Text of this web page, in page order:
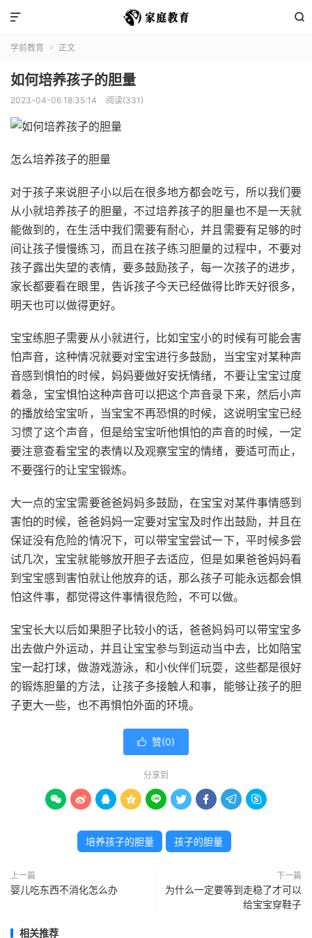


学前教育  正文
如何培养孩子的胆量
2023-04-06 18:35:14 阅读(331)
怎么培养孩子的胆量
对于孩子来说胆子小以后在很多地方都会吃亏，所以我们要
从小就培养孩子的胆量，不过培养孩子的胆量也不是一天就
能做到的，在生活中我们需要有耐心，并且需要有足够的时
间让孩子慢慢练习，而且在孩子练习胆量的过程中，不要对
孩子露出失望的表情，要多鼓励孩子，每一次孩子的进步，
家长都要看在眼里，告诉孩子今天已经做得比昨天好很多，
明天也可以做得更好。
宝宝练胆子需要从小就进行，比如宝宝小的时候有可能会害
怕声音，这种情况就要对宝宝进行多鼓励，当宝宝对某种声
音感到惧怕的时候，妈妈要做好安抚情绪，不要让宝宝过度
着急，宝宝惧怕这种声音可以把这个声音录下来，然后小声
的播放给宝宝听，当宝宝不再恐惧的时候，这说明宝宝已经
习惯了这个声音，但是给宝宝听他惧怕的声音的时候，一定
要注意查看宝宝的表情以及观察宝宝的情绪，要适可而止，
不要强行的让宝宝锻炼。
大一点的宝宝需要爸爸妈妈多鼓励，在宝宝对某件事情感到
害怕的时候，爸爸妈妈一定要对宝宝及时作出鼓励，并且在
保证没有危险的情况下，可以带宝宝尝试一下，平时候多尝
试几次，宝宝就能够放开胆子去适应，但是如果爸爸妈妈看
到宝宝感到害怕就让他放弃的话，那么孩子可能永远都会惧
怕这件事，都觉得这件事情很危险，不可以做。
宝宝长大以后如果胆子比较小的话，爸爸妈妈可以带宝宝多
出去做户外运动，并且让宝宝参与到运动当中去，比如陪宝
宝一起打球，做游戏游泳，和小伙伴们玩耍，这些都是很好
的锻炼胆量的方法，让孩子多接触人和事，能够让孩子的胆
子更大一些，也不再惧怕外面的环境。
 赞(0)
分享到
        
培养孩子的胆量 孩子的胆量
上一篇
婴儿吃东西不消化怎么办
下一篇
为什么一定要等到走稳了才可以
给宝宝穿鞋子
相关推荐